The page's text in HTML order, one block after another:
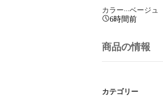
カラー···ベージュ
6時間前
商品の情報
カテゴリー